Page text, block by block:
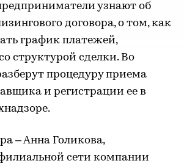
узнают об
договора, о том, как
график платежей,
структурой сделки. Во
процедуру приема
и регистрации ее в
– Анна Голикова,
сети компании